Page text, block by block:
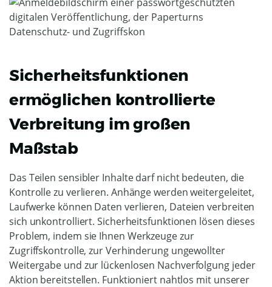
Sicherheitsfunktionen
ermöglichen kontrollierte
Verbreitung im großen
Maßstab
Das Teilen sensibler Inhalte darf nicht bedeuten, die
Kontrolle zu verlieren. Anhänge werden weitergeleitet,
Laufwerke können Daten verlieren, Dateien verbreiten
sich unkontrolliert. Sicherheitsfunktionen lösen dieses
Problem, indem sie Ihnen Werkzeuge zur
Zugriffskontrolle, zur Verhinderung ungewollter
Weitergabe und zur lückenlosen Nachverfolgung jeder
Aktion bereitstellen. Funktioniert nahtlos mit unserer